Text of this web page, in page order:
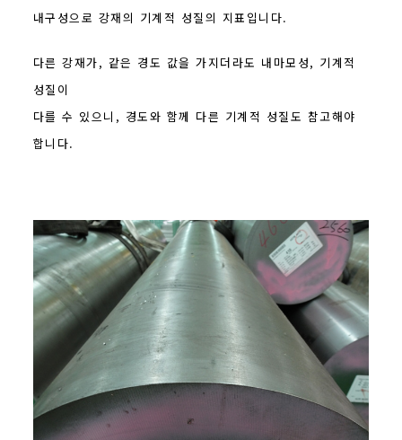
내구성으로 강재의 기계적 성질의 지표입니다.
다른 강재가, 같은 경도 값을 가지더라도 내마모성, 기계적
성질이
다를 수 있으니, 경도와 함께 다른 기계적 성질도 참고해야
합니다.